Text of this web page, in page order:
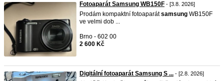
Fotoaparát Samsung WB150F - [3.8. 2026]
Prodám kompaktní fotoaparátsamsung WB150F
ve velmi dob ...
Brno - 602 00
2 600 Kč
Digitální fotoaparát Samsung S ... - [2.8. 2026]